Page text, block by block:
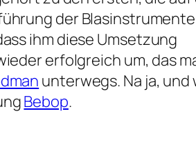
der Blasinstrumente
ihm diese Umsetzung
erfolgreich um, das
unterwegs. Na ja, und
Bebop.